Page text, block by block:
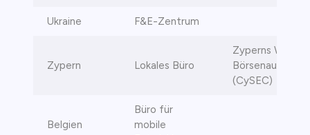
Ukraine F&E-Zentrum
Zypern Lokales Büro
Zyperns
(CySEC)
Belgien
Büro für
mobile